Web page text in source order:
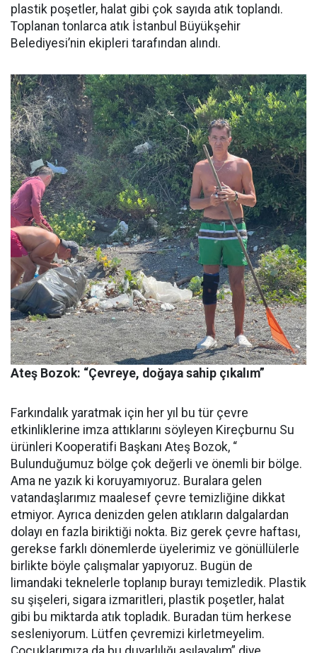
plastik poşetler, halat gibi çok sayıda atık toplandı.
Toplanan tonlarca atık İstanbul Büyükşehir
Belediyesi’nin ekipleri tarafından alındı.
Ateş Bozok: “Çevreye, doğaya sahip çıkalım”
Farkındalık yaratmak için her yıl bu tür çevre
etkinliklerine imza attıklarını söyleyen Kireçburnu Su
ürünleri Kooperatifi Başkanı Ateş Bozok, “
Bulunduğumuz bölge çok değerli ve önemli bir bölge.
Ama ne yazık ki koruyamıyoruz. Buralara gelen
vatandaşlarımız maalesef çevre temizliğine dikkat
etmiyor. Ayrıca denizden gelen atıkların dalgalardan
dolayı en fazla biriktiği nokta. Biz gerek çevre haftası,
gerekse farklı dönemlerde üyelerimiz ve gönüllülerle
birlikte böyle çalışmalar yapıyoruz. Bugün de
limandaki teknelerle toplanıp burayı temizledik. Plastik
su şişeleri, sigara izmaritleri, plastik poşetler, halat
gibi bu miktarda atık topladık. Buradan tüm herkese
sesleniyorum. Lütfen çevremizi kirletmeyelim.